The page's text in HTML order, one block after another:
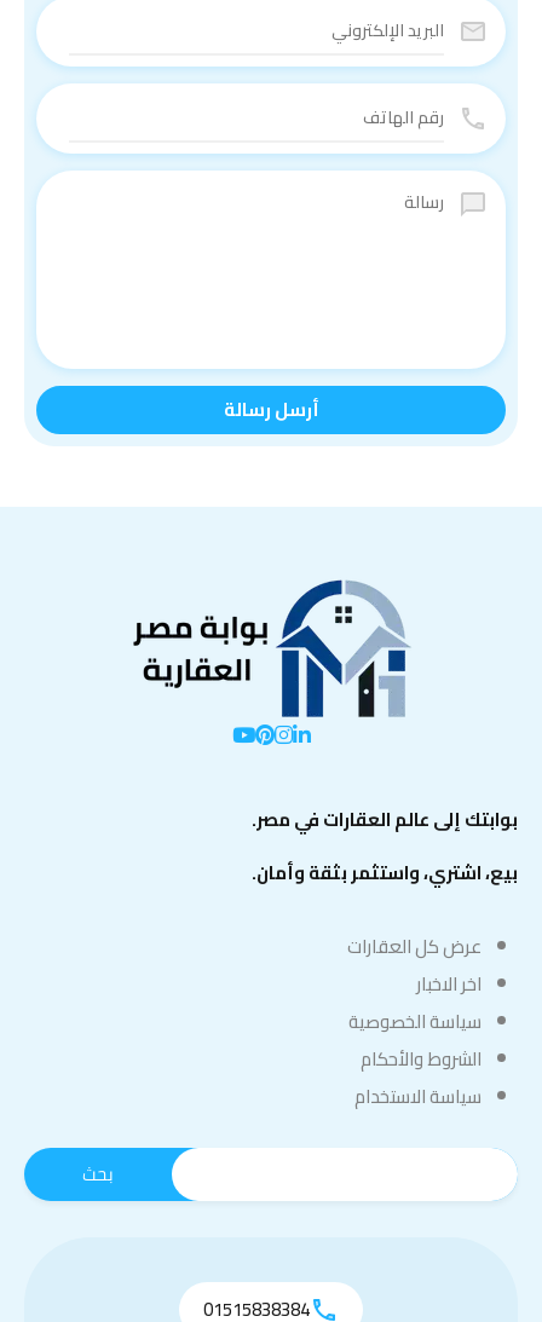
بوابتك إلى عالم العقارات في مصر.
بيع، اشتري، واستثمر بثقة وأمان.
عرض كل العقارات
اخر الاخبار
سياسة الخصوصية
الشروط والأحكام
سياسة الاستخدام
01515838384